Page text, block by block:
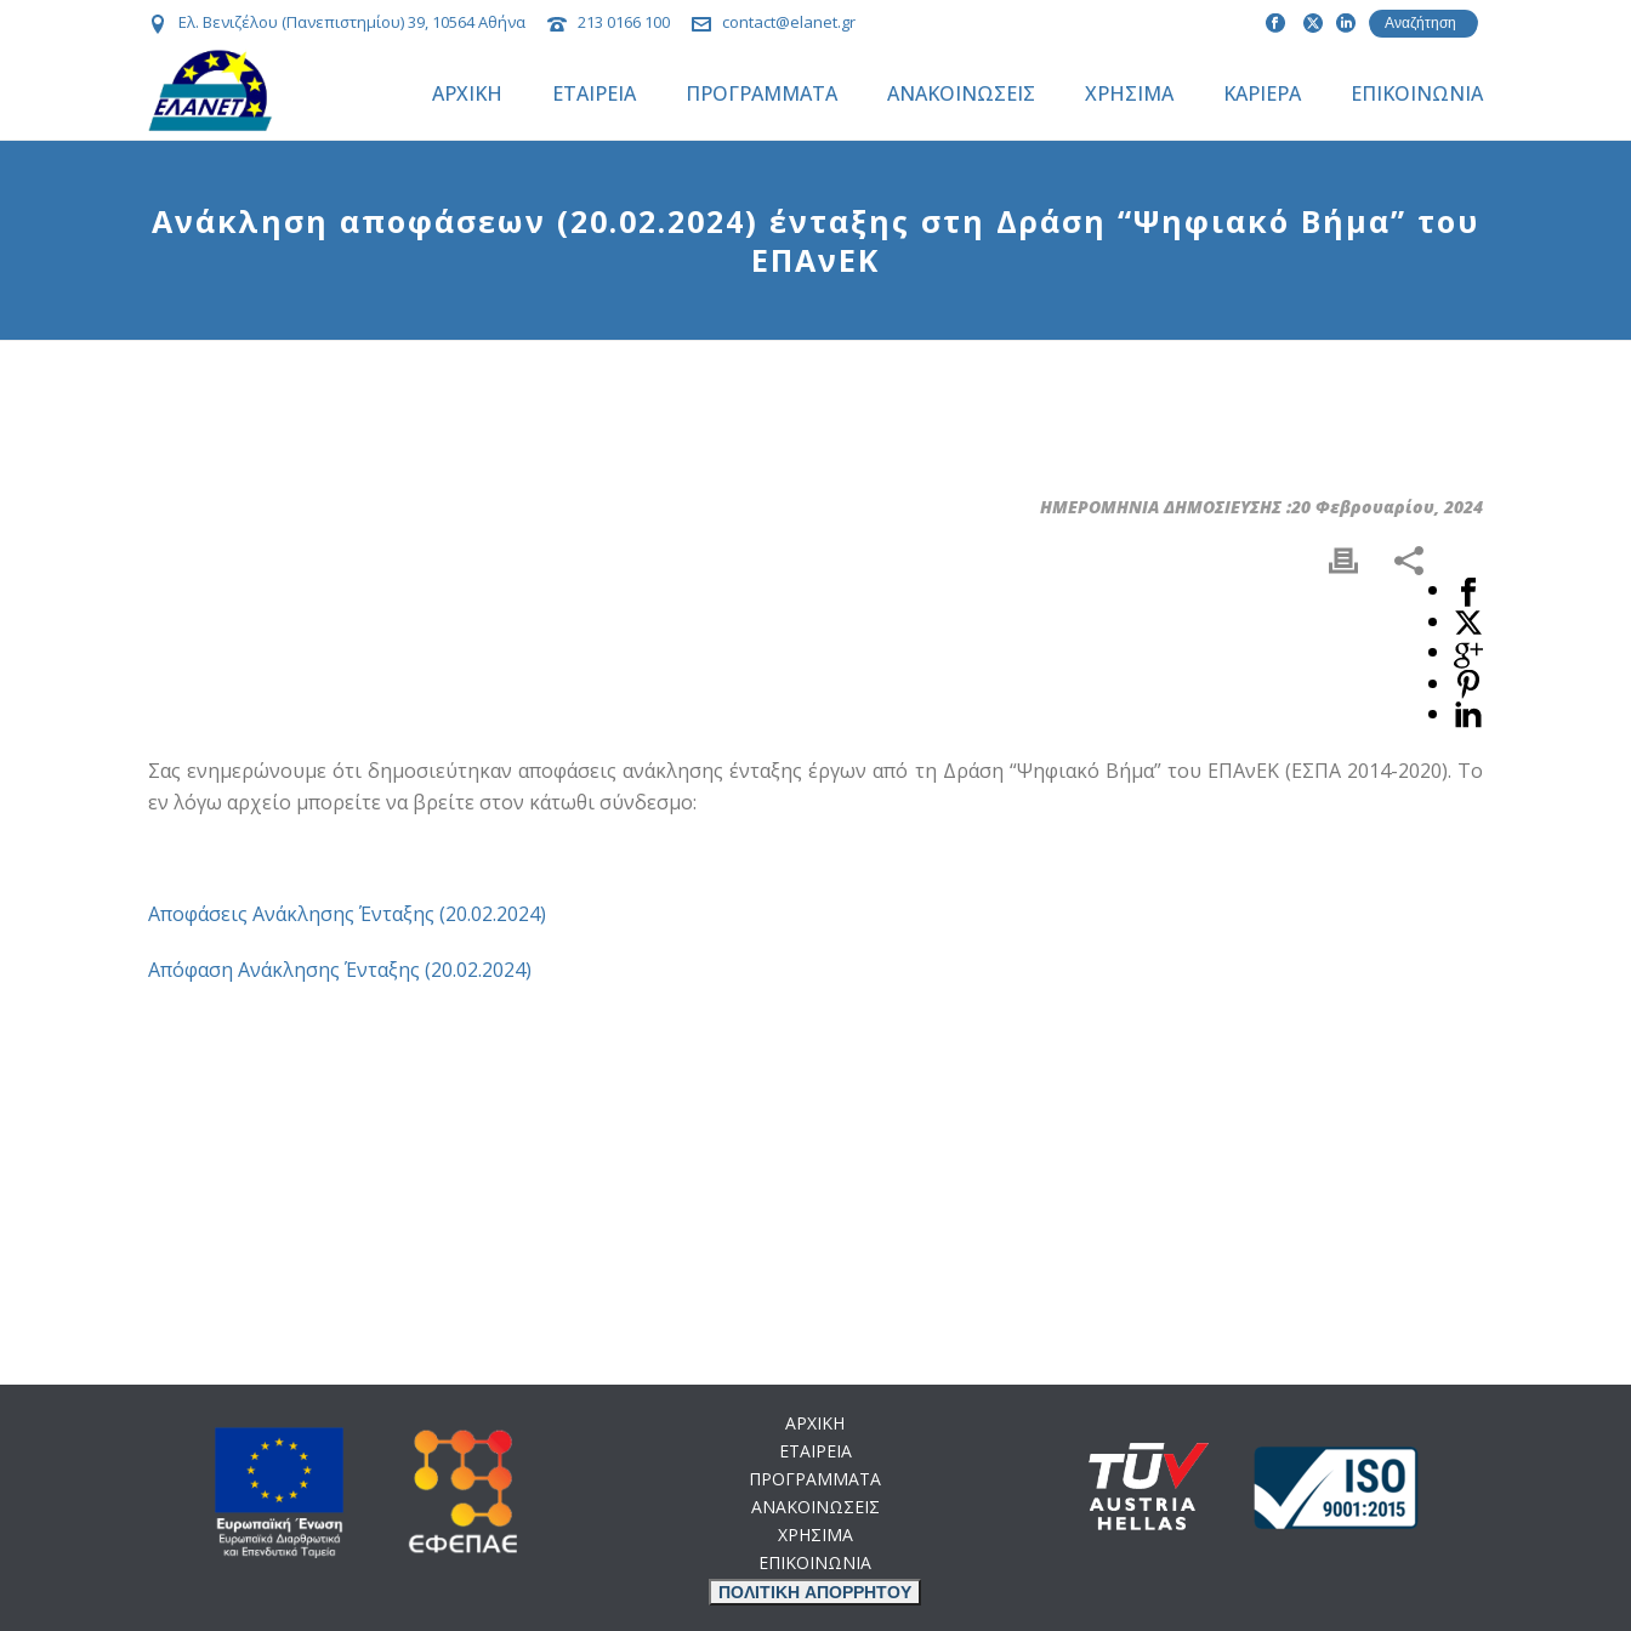
Ελ. Βενιζέλου (Πανεπιστημίου) 39, 10564 Αθήνα 213 0166 100 contact@elanet.gr
ΑΡΧΙΚΗ ΕΤΑΙΡΕΙΑ ΠΡΟΓΡΑΜΜΑΤΑ ΑΝΑΚΟΙΝΩΣΕΙΣ ΧΡΗΣΙΜΑ ΚΑΡΙΕΡΑ ΕΠΙΚΟΙΝΩΝΙΑ
Ανάκληση αποφάσεων (20.02.2024) ένταξης στη Δράση “Ψηφιακό Βήμα” του
ΕΠΑνΕΚ
ΗΜΕΡΟΜΗΝΙΑ ΔΗΜΟΣΙΕΥΣΗΣ :20 Φεβρουαρίου, 2024
Σας ενημερώνουμε ότι δημοσιεύτηκαν αποφάσεις ανάκλησης ένταξης έργων από τη Δράση “Ψηφιακό Βήμα” του ΕΠΑνΕΚ (ΕΣΠΑ 2014-2020). Το
εν λόγω αρχείο μπορείτε να βρείτε στον κάτωθι σύνδεσμο:
Αποφάσεις Ανάκλησης Ένταξης (20.02.2024)
Απόφαση Ανάκλησης Ένταξης (20.02.2024)
ΑΡΧΙΚΗ
ΕΤΑΙΡΕΙΑ
ΠΡΟΓΡΑΜΜΑΤΑ
ΑΝΑΚΟΙΝΩΣΕΙΣ
ΧΡΗΣΙΜΑ
ΕΠΙΚΟΙΝΩΝΙΑ
ΠΟΛΙΤΙΚΗ ΑΠΟΡΡΗΤΟΥ